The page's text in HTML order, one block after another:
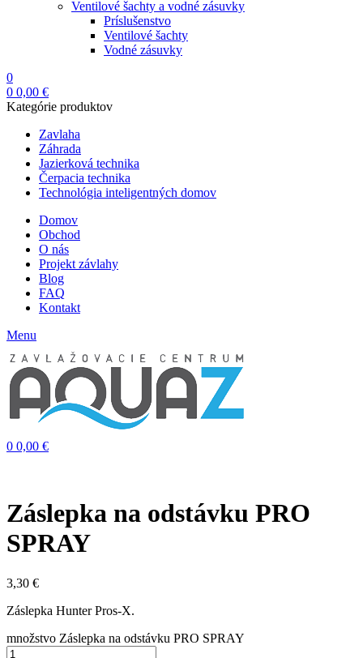
Ventilové šachty a vodné zásuvky
Príslušenstvo
Ventilové šachty
Vodné zásuvky
0
0 0,00 €
Kategórie produktov
Zavlaha
Záhrada
Jazierková technika
Čerpacia technika
Technológia inteligentných domov
Domov
Obchod
O nás
Projekt závlahy
Blog
FAQ
Kontakt
Menu
0 0,00 €
Záslepka na odstávku PRO
SPRAY
3,30 €
Záslepka Hunter Pros-X.
množstvo Záslepka na odstávku PRO SPRAY